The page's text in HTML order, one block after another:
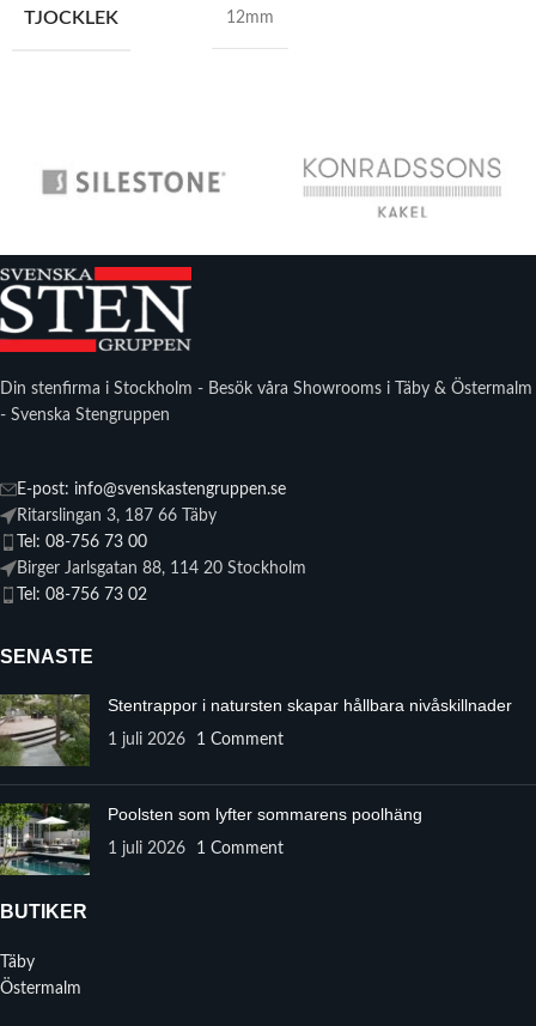
TJOCKLEK 12mm
Din stenfirma i Stockholm - Besök våra Showrooms i Täby & Östermalm
- Svenska Stengruppen
E-post: info@svenskastengruppen.se
Ritarslingan 3, 187 66 Täby
Tel: 08-756 73 00
Birger Jarlsgatan 88, 114 20 Stockholm
Tel: 08-756 73 02
SENASTE
Stentrappor i natursten skapar hållbara nivåskillnader
1 juli 2026 1 Comment
Poolsten som lyfter sommarens poolhäng
1 juli 2026 1 Comment
BUTIKER
Täby
Östermalm